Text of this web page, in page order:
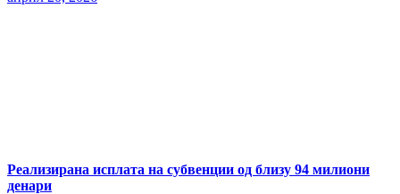
Реализирана исплата на субвенции од близу 94 милиони
денари